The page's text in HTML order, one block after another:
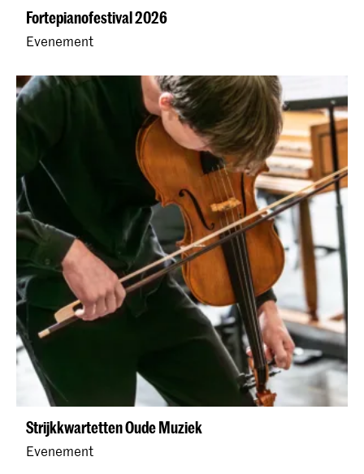
Fortepianofestival 2026
Evenement
Strijkkwartetten Oude Muziek
Evenement